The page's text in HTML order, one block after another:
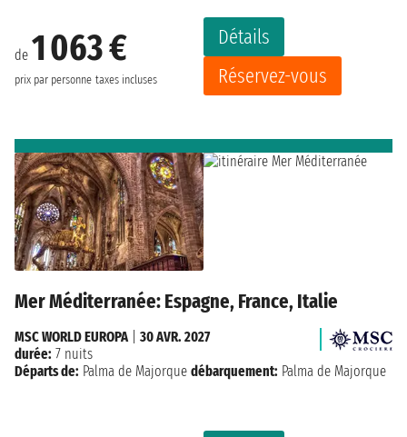
de 1 063 €
prix par personne taxes incluses
Détails
Réservez-vous
Mer Méditerranée: Espagne, France, Italie
MSC WORLD EUROPA| 30 AVR. 2027
durée: 7 nuits
Départs de: Palma de Majorque débarquement: Palma de Majorque